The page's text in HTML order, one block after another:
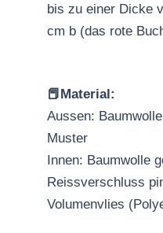
bis zu einer Dicke
cm b (das rote
📕Material:
Aussen:
Muster
Innen: Baumwolle
Reissverschluss
Volumenvlies